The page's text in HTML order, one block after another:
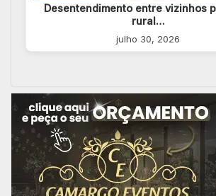
Desentendimento entre vizinhos
rural…
julho 30, 2026